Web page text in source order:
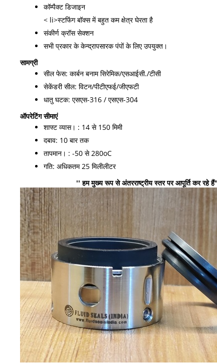
कॉम्पैक्ट डिजाइन
< li>स्टफिंग बॉक्स में बहुत कम क्षेत्र घेरता है
संकीर्ण क्रॉस सेक्शन
सभी प्रकार के केन्द्रापसारक पंपों के लिए उपयुक्त।
सामग्री
सील फेस: कार्बन बनाम सिरेमिक/एसआईसी./टीसी
सेकेंडरी सील: विटन/पीटीएफई/जीएफटी
धातु घटक: एसएस-316 / एसएस-304
ऑपरेटिंग सीमाएं
शाफ्ट व्यास। : 14 से 150 मिमी
दबाव: 10 बार तक
तापमान। : -50 से 280oC
गति: अधिकतम 25 मिलीलीटर
'' हम मुख्य रूप से अंतरराष्ट्रीय स्तर पर आपूर्ति कर रहे हैं"